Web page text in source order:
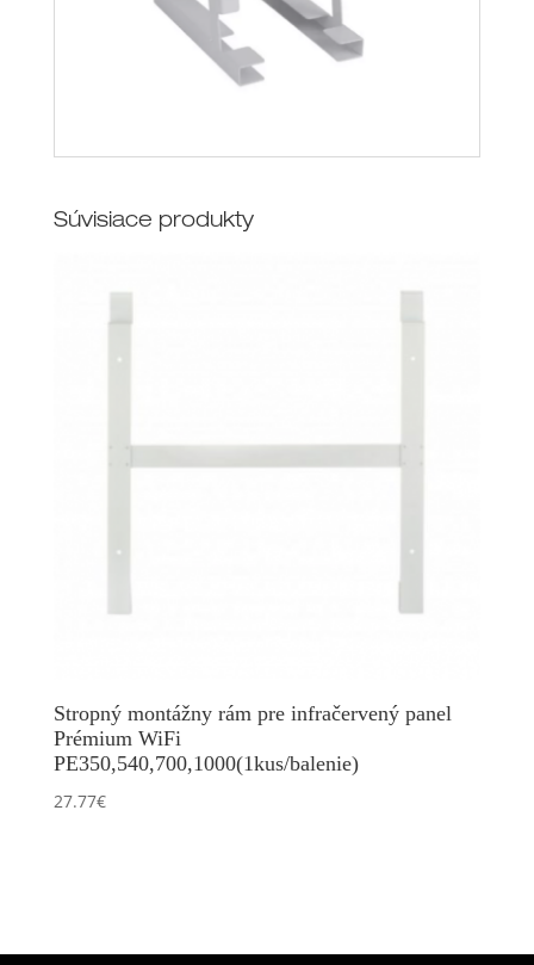
Súvisiace produkty
Stropný montážny rám pre infračervený panel
Prémium WiFi
PE350,540,700,1000(1kus/balenie)
27.77€